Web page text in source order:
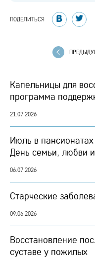
ПОДЕЛИТЬСЯ
Капельницы для
программа
21.07.2026
Июль в
День семьи, любви
06.07.2026
Старческие
09.06.2026
Восстановление
суставе у пожилых